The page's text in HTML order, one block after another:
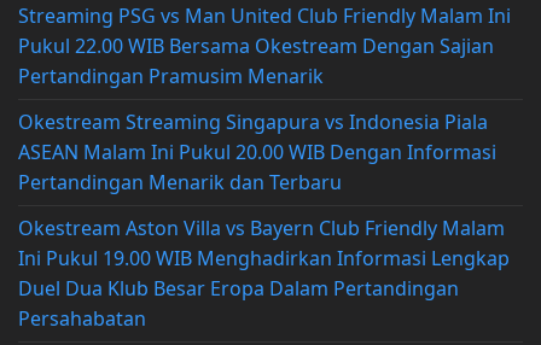
Streaming PSG vs Man United Club Friendly Malam Ini
Pukul 22.00 WIB Bersama Okestream Dengan Sajian
Pertandingan Pramusim Menarik
Okestream Streaming Singapura vs Indonesia Piala
ASEAN Malam Ini Pukul 20.00 WIB Dengan Informasi
Pertandingan Menarik dan Terbaru
Okestream Aston Villa vs Bayern Club Friendly Malam
Ini Pukul 19.00 WIB Menghadirkan Informasi Lengkap
Duel Dua Klub Besar Eropa Dalam Pertandingan
Persahabatan